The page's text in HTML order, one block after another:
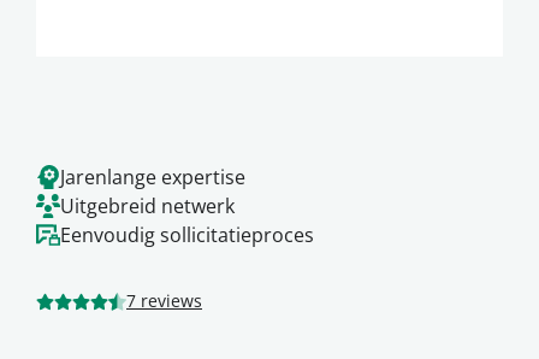
Jarenlange expertise
Uitgebreid netwerk
Eenvoudig sollicitatieproces
7 reviews